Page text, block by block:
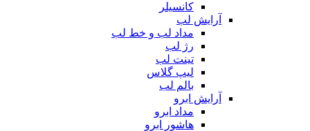
کانسیلر
آرایش لب
مداد لب و خط لب
رژ لب
تینت لب
لیپ گلاس
بالم لب
آرایش ابرو
مداد ابرو
هاشور ابرو